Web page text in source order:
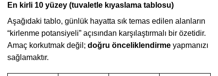
En kirli 10 yüzey (tuvaletle kıyaslama tablosu)
Aşağıdaki tablo, günlük hayatta sık temas edilen alanların
“kirlenme potansiyeli” açısından karşılaştırmalı bir özetidir.
Amaç korkutmak değil; doğru önceliklendirme yapmanızı
sağlamaktır.